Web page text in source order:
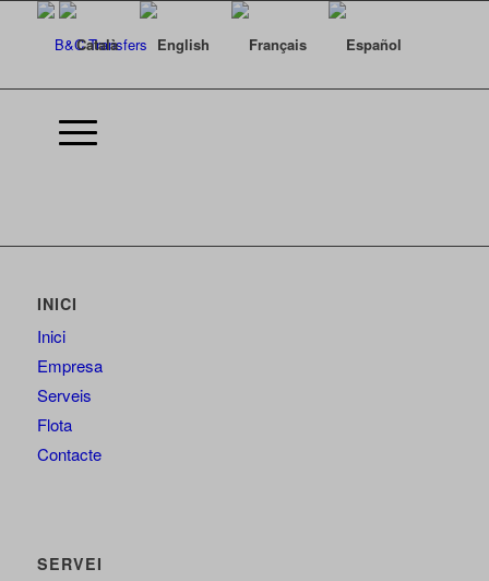
INICI
Inici
Empresa
Serveis
Flota
Contacte
SERVEI